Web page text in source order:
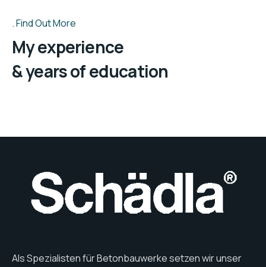
Find Out More
My experience
& years of education
Als Spezialisten für Betonbauwerke setzen wir unser